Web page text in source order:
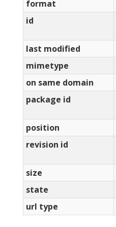
format
id
last modified
mimetype
on same domain
package id
position
revision id
size
state
url type